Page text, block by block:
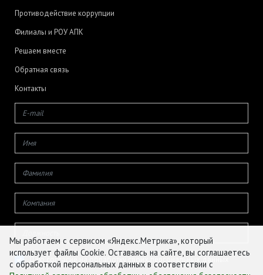
Противодействие коррупции
Филиалы и РОУ АПК
Решаем вместе
Обратная связь
Контакты
Даю согласие на обработку своих персональных данных
Мы работаем с сервисом «Яндекс.Метрика», который
использует файлы Cookie. Оставаясь на сайте, вы соглашаетесь
с обработкой персональных данных в соответствии с